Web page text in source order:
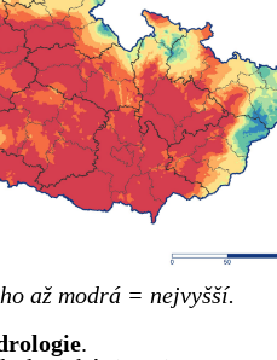
až modrá = nejvyšší.
.